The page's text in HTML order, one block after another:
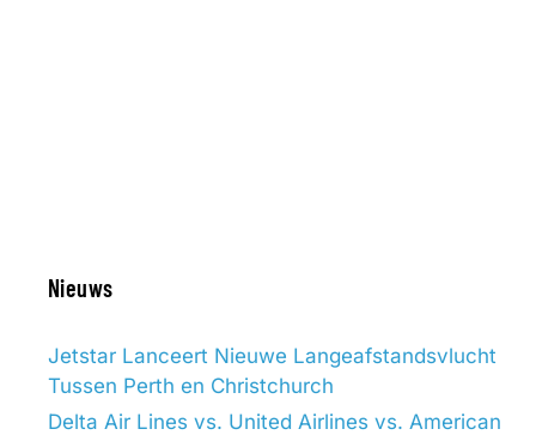
Nieuws
Jetstar Lanceert Nieuwe Langeafstandsvlucht
Tussen Perth en Christchurch
Delta Air Lines vs. United Airlines vs. American